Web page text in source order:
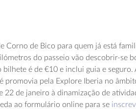
Corno de Bico para quem já está
do passeio vão descobrir-se
é de €10 e inclui guia e seguro.
promovia pela Explore Iberia no
22 de janeiro à dinamização de
ao formulário online para se